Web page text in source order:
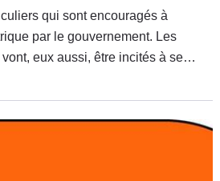
qui sont encouragés à
par le gouvernement. Les
eux aussi, être incités à se
prix sur les thermiques, tandis
pour les électriques et hybrides